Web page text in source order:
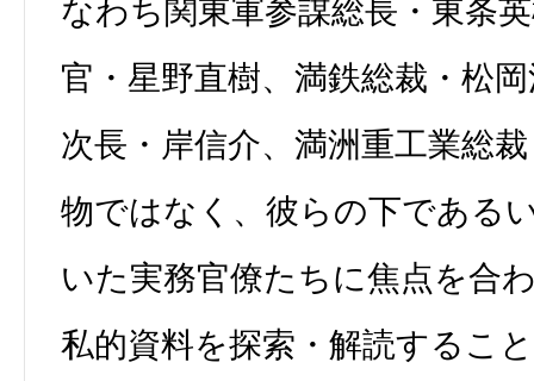
なわち関東軍参謀総長・東条
官・星野直樹、満鉄総裁・松
次長・岸信介、満洲重工業総
物ではなく、彼らの下である
いた実務官僚たちに焦点を合
私的資料を探索・解読するこ